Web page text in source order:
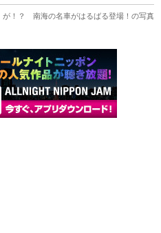
が！？ 南海の名車がはるばる登場！の写真